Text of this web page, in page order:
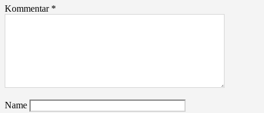
Kommentar *
Name